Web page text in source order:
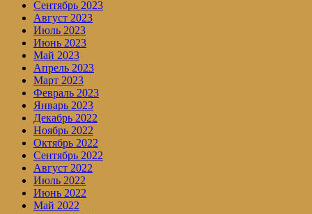
Сентябрь 2023
Август 2023
Июль 2023
Июнь 2023
Май 2023
Апрель 2023
Март 2023
Февраль 2023
Январь 2023
Декабрь 2022
Ноябрь 2022
Октябрь 2022
Сентябрь 2022
Август 2022
Июль 2022
Июнь 2022
Май 2022